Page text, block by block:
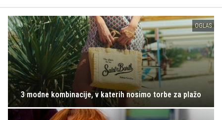
OGLAS
3 modne kombinacije, v katerih nosimo torbe za plažo